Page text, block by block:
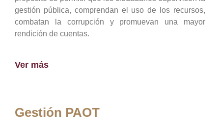
gestión pública, comprendan el uso de los recursos,
combatan la corrupción y promuevan una mayor
rendición de cuentas.
Ver más
Gestión PAOT